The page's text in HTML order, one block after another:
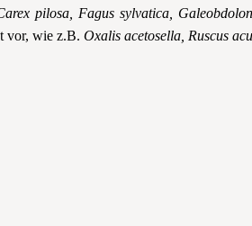
pilosa, Fagus sylvatica,
vor, wie z.B. Oxalis acetosella, Ruscus